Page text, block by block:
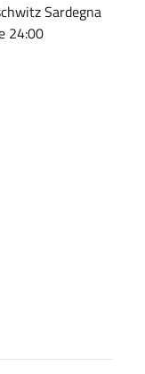
Sardegna
24:00